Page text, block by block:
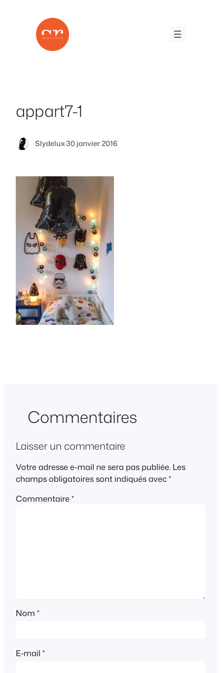
appart7-1
Slydelux·30 janvier 2016
Commentaires
Laisser un commentaire
Votre adresse e-mail ne sera pas publiée. Les
champs obligatoires sont indiqués avec*
Commentaire*
Nom *
E-mail *